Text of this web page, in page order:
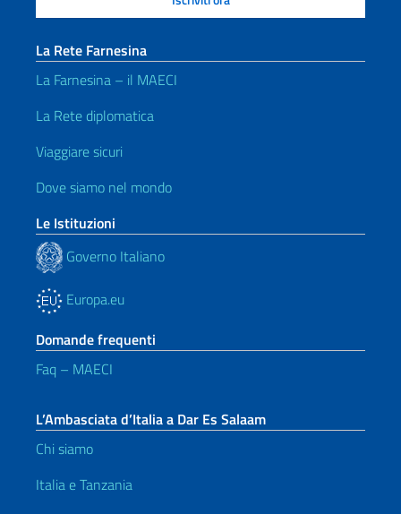
La Rete Farnesina
La Farnesina – il MAECI
La Rete diplomatica
Viaggiare sicuri
Dove siamo nel mondo
Le Istituzioni
Governo Italiano
Europa.eu
Domande frequenti
Faq – MAECI
L’Ambasciata d’Italia a Dar Es Salaam
Chi siamo
Italia e Tanzania